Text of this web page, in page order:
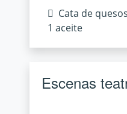
Cata de
1 aceite
Escenas